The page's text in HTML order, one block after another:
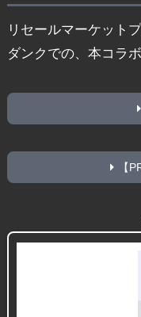
リセールマーケット
ダンクでの、本コラ
【